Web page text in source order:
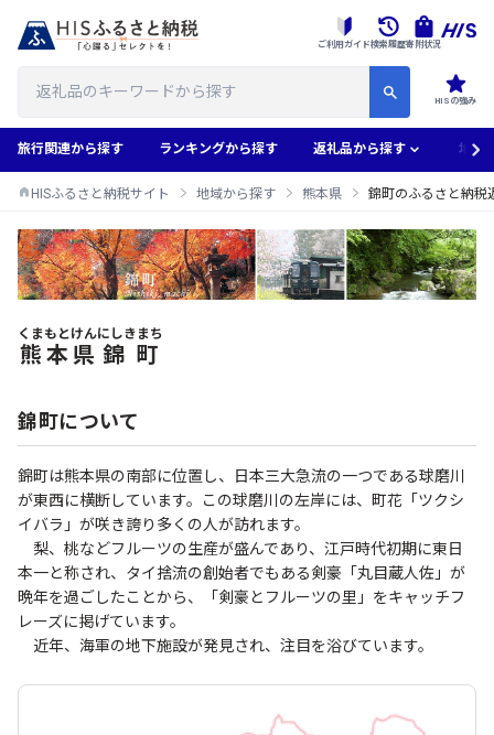
HISの強み
ご利用ガイド検索履歴寄附状況
旅行関連から探す ランキングから探す 返礼品から探す 地域
HISふるさと納税サイト 地域から探す 熊本県 錦町のふるさと納税
錦町のふるさと納税返礼品一覧
熊本県
くまもとけん
錦町
にしきまち
錦町について
錦町は熊本県の南部に位置し、日本三大急流の一つである球磨川
が東西に横断しています。この球磨川の左岸には、町花「ツクシ
イバラ」が咲き誇り多くの人が訪れます。
梨、桃などフルーツの生産が盛んであり、江戸時代初期に東日
本一と称され、タイ捨流の創始者でもある剣豪「丸目蔵人佐」が
晩年を過ごしたことから、「剣豪とフルーツの里」をキャッチフ
レーズに掲げています。
近年、海軍の地下施設が発見され、注目を浴びています。